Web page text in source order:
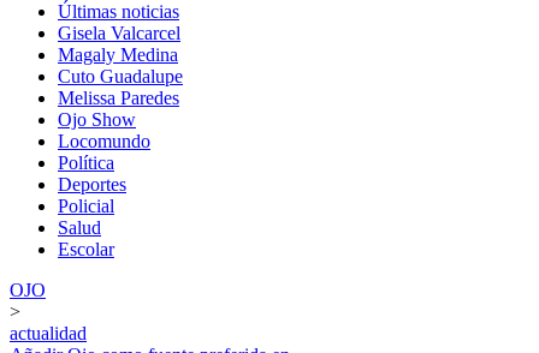
Últimas noticias
Gisela Valcarcel
Magaly Medina
Cuto Guadalupe
Melissa Paredes
Ojo Show
Locomundo
Política
Deportes
Policial
Salud
Escolar
OJO
>
actualidad